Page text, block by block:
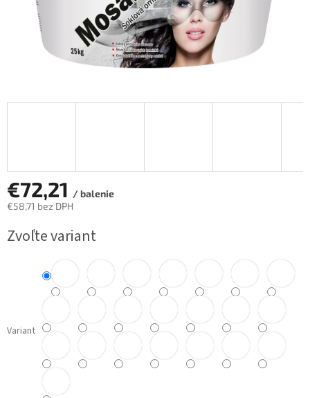
€72,21 / balenie
€58,71 bez DPH
cena:
Zvoľte variant
Variant